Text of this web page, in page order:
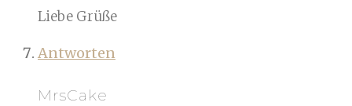
Liebe Grüße
Antworten
MrsCake